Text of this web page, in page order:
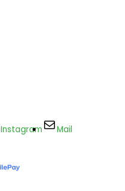
Instagram Mail